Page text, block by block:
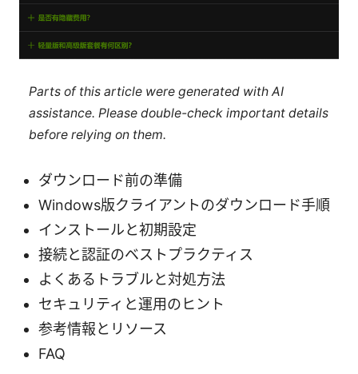
Parts of this article were generated with AI
assistance. Please double-check important details
before relying on them.
ダウンロード前の準備
Windows版クライアントのダウンロード手順
インストールと初期設定
接続と認証のベストプラクティス
よくあるトラブルと対処方法
セキュリティと運用のヒント
参考情報とリソース
FAQ